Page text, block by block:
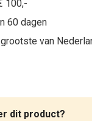
100,-
60 dagen
van
dit product?